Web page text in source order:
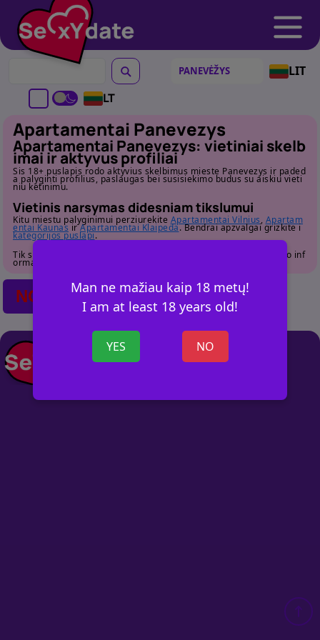
LIT
LT
Man ne mažiau kaip 18 metų!
I am at least 18 years old!
YES NO
Apartamentai Panevezys
Apartamentai Panevezys: vietiniai skelb
imai ir aktyvus profiliai
Sis 18+ puslapis rodo aktyvius skelbimus mieste Panevezys ir paded
a palyginti profilius, paslaugas bei susisiekimo budus su aiskiu vieti
niu ketinimu.
Vietinis narsymas didesniam tikslumui
Kitu miestu palyginimui perziurekite Apartamentai Vilnius, Apartam
entai Kaunas irApartamentai Klaipeda. Bendrai apzvalgai grizkite i
kategorijos puslapi.
Tik suaugusiems. Pries susisiekdami atidziai perziurekite profilio inf
ormacija.
NO POSTS FOUND
+ SKELBIMĄ